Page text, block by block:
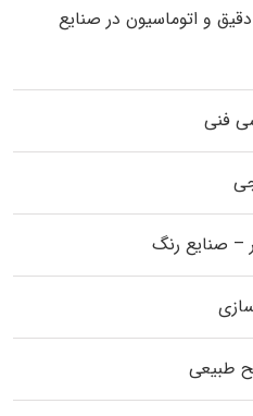
و اتوماسیون در صنایع
فنی
– صنایع رنگ
طبیعی